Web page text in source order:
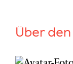
Über